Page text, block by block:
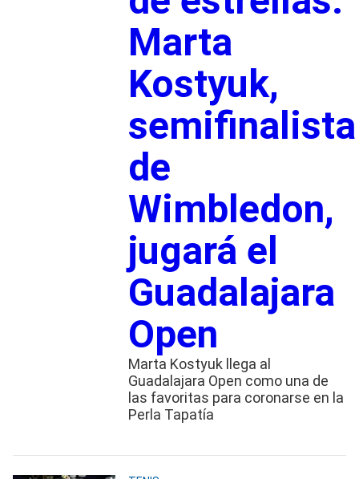
Marta
Kostyuk,
semifinalista
de
Wimbledon,
jugará el
Guadalajara
Open
Marta Kostyuk llega al
Guadalajara Open como una de
las favoritas para coronarse en la
Perla Tapatía